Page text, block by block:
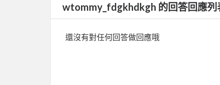
wtommy_fdgkhdkgh 的回答回應列
還沒有對任何回答做回應哦